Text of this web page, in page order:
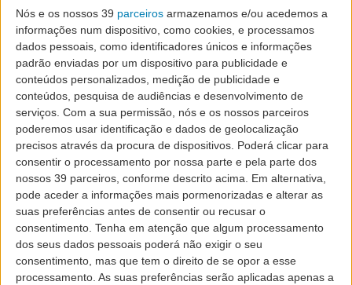
Nós e os nossos 39 parceiros armazenamos e/ou acedemos a
informações num dispositivo, como cookies, e processamos
dados pessoais, como identificadores únicos e informações
padrão enviadas por um dispositivo para publicidade e
conteúdos personalizados, medição de publicidade e
conteúdos, pesquisa de audiências e desenvolvimento de
serviços. Com a sua permissão, nós e os nossos parceiros
poderemos usar identificação e dados de geolocalização
precisos através da procura de dispositivos. Poderá clicar para
consentir o processamento por nossa parte e pela parte dos
nossos 39 parceiros, conforme descrito acima. Em alternativa,
pode aceder a informações mais pormenorizadas e alterar as
suas preferências antes de consentir ou recusar o
consentimento. Tenha em atenção que algum processamento
dos seus dados pessoais poderá não exigir o seu
consentimento, mas que tem o direito de se opor a esse
processamento. As suas preferências serão aplicadas apenas a
Ida e volta Várias cidades
DE
DATA DE PARTIDA
DATA DE REGRESSO